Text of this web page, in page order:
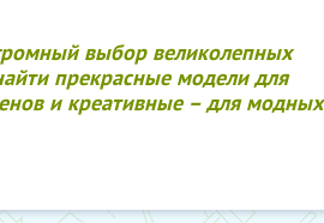
выбор великолепных
прекрасные модели для
и креативные – для модных